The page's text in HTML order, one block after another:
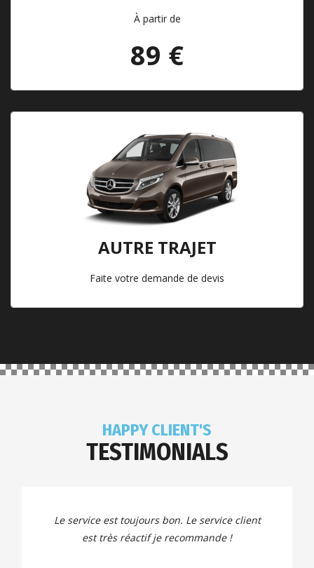
À partir de
89 €
AUTRE TRAJET
Faite votre demande de devis
HAPPY CLIENT'S
TESTIMONIALS
Le service est toujours bon. Le service client
est très réactif je recommande !